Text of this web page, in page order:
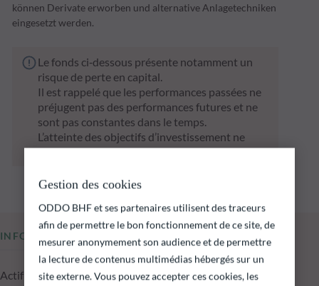
können Derivate erworben und alternative Anlagetechniken
eingesetzt werden.
Le fonds ci‑dessous présente notamment un
risque de perte en capital.
Il est rappelé que les performances passées ne
préjugent pas des performances futures et ne
sont pas constantes dans le temps.
L’atteinte des objectifs d’investissement ne
peut être garantie.
INFORMATIONS CLÉS
Actif net du fonds au 05.08.2026
Gestion des cookies
ODDO BHF et ses partenaires utilisent des traceurs
afin de permettre le bon fonctionnement de ce site, de
mesurer anonymement son audience et de permettre
la lecture de contenus multimédias hébergés sur un
site externe. Vous pouvez accepter ces cookies, les